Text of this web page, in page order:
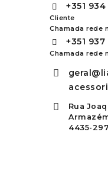
+351
Cliente
Chamada rede
+351 937
Chamada rede
Rua
4435-